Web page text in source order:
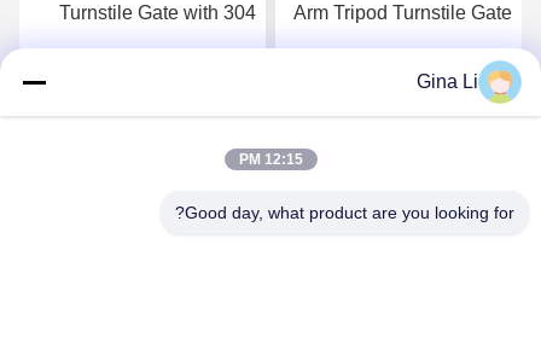
Arm Tripod Turnstile Gate
Communication AC
220V/110V and 30-45
Turnstile Gate with 304
Capacity
Gina Li
12:15 PM
Good day, what product are you looking for?